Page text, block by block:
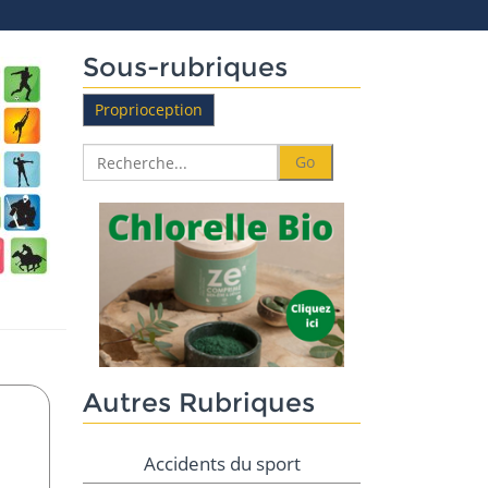
Sous-rubriques
Proprioception
Autres Rubriques
Accidents du sport